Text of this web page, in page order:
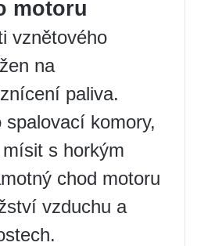
motoru
vznětového
na
paliva.
spalovací komory,
s horkým
chod motoru
vzduchu a